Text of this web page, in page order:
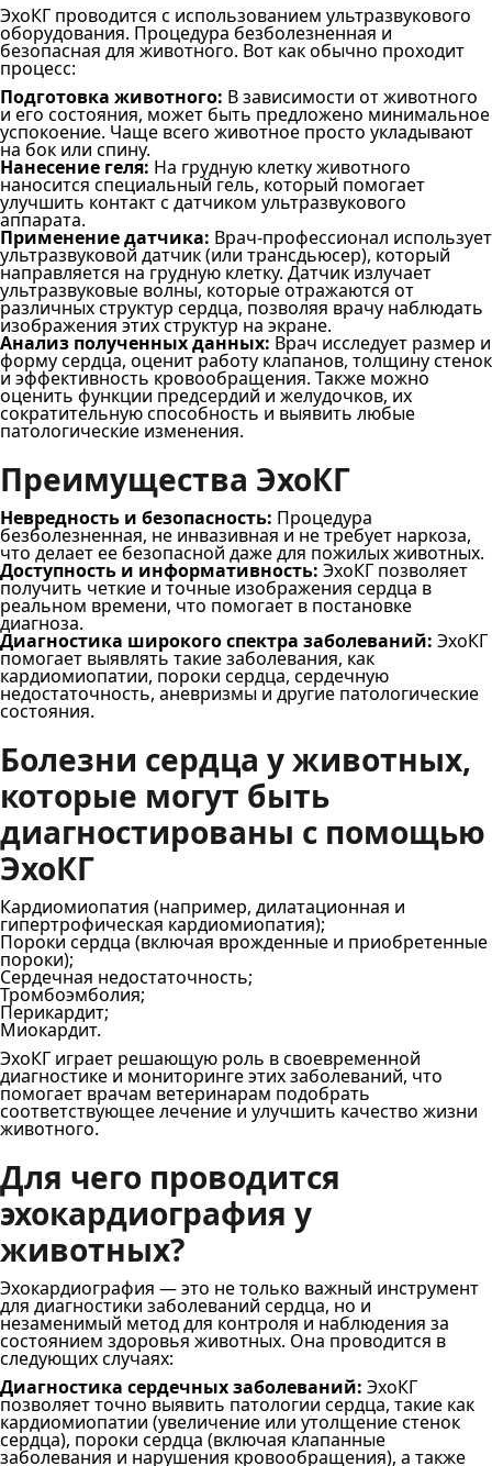
ЭхоКГ проводится с использованием ультразвукового
оборудования. Процедура безболезненная и
безопасная для животного. Вот как обычно проходит
процесс:
Подготовка животного: В зависимости от животного
и его состояния, может быть предложено минимальное
успокоение. Чаще всего животное просто укладывают
на бок или спину.
Нанесение геля: На грудную клетку животного
наносится специальный гель, который помогает
улучшить контакт с датчиком ультразвукового
аппарата.
Применение датчика: Врач-профессионал использует
ультразвуковой датчик (или трансдьюсер), который
направляется на грудную клетку. Датчик излучает
ультразвуковые волны, которые отражаются от
различных структур сердца, позволяя врачу наблюдать
изображения этих структур на экране.
Анализ полученных данных: Врач исследует размер и
форму сердца, оценит работу клапанов, толщину стенок
и эффективность кровообращения. Также можно
оценить функции предсердий и желудочков, их
сократительную способность и выявить любые
патологические изменения.
Преимущества ЭхоКГ
Невредность и безопасность: Процедура
безболезненная, не инвазивная и не требует наркоза,
что делает ее безопасной даже для пожилых животных.
Доступность и информативность: ЭхоКГ позволяет
получить четкие и точные изображения сердца в
реальном времени, что помогает в постановке
диагноза.
Диагностика широкого спектра заболеваний: ЭхоКГ
помогает выявлять такие заболевания, как
кардиомиопатии, пороки сердца, сердечную
недостаточность, аневризмы и другие патологические
состояния.
Болезни сердца у животных,
которые могут быть
диагностированы с помощью
ЭхоКГ
Кардиомиопатия (например, дилатационная и
гипертрофическая кардиомиопатия);
Пороки сердца (включая врожденные и приобретенные
пороки);
Сердечная недостаточность;
Тромбоэмболия;
Перикардит;
Миокардит.
ЭхоКГ играет решающую роль в своевременной
диагностике и мониторинге этих заболеваний, что
помогает врачам ветеринарам подобрать
соответствующее лечение и улучшить качество жизни
животного.
Для чего проводится
эхокардиография у
животных?
Эхокардиография — это не только важный инструмент
для диагностики заболеваний сердца, но и
незаменимый метод для контроля и наблюдения за
состоянием здоровья животных. Она проводится в
следующих случаях:
Диагностика сердечных заболеваний: ЭхоКГ
позволяет точно выявить патологии сердца, такие как
кардиомиопатии (увеличение или утолщение стенок
сердца), пороки сердца (включая клапанные
заболевания и нарушения кровообращения), а также